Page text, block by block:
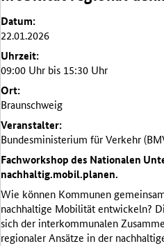
Datum:
22.01.2026
Uhrzeit:
09:00 Uhr bis 15:30 Uhr
Ort:
Braunschweig
Veranstalter:
Bundesministerium für Verkehr
Fachworkshop des Nationalen
nachhaltig.mobil.planen.
Wie können Kommunen
nachhaltige Mobilität entwickeln?
sich der interkommunalen
regionaler Ansätze in der